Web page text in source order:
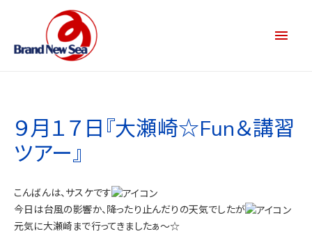
９月１７日『大瀬崎☆Fun＆講習
ツアー』
こんばんは、サスケです
今日は台風の影響か、降ったり止んだりの天気でしたが
元気に大瀬崎まで行ってきましたぁ～☆